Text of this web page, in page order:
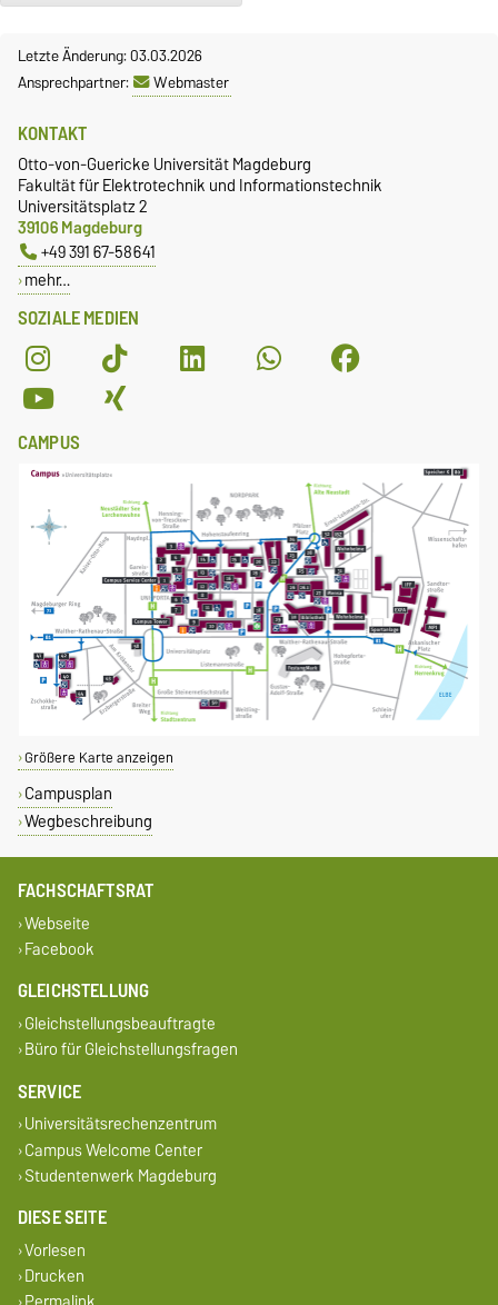
Letzte Änderung: 03.03.2026
Ansprechpartner:
Webmaster
SOZIALE MEDIEN
KONTAKT
Otto-von-Guericke Universität Magdeburg
Fakultät für Elektrotechnik und Informationstechnik
Universitätsplatz 2
39106 Magdeburg
+49 391 67-58641
mehr…
CAMPUS
Größere Karte anzeigen
Campusplan
Wegbeschreibung
FACHSCHAFTSRAT
Webseite
Facebook
GLEICHSTELLUNG
Gleichstellungsbeauftragte
Büro für Gleichstellungsfragen
SERVICE
Universitätsrechenzentrum
Campus Welcome Center
Studentenwerk Magdeburg
DIESE SEITE
Vorlesen
Drucken